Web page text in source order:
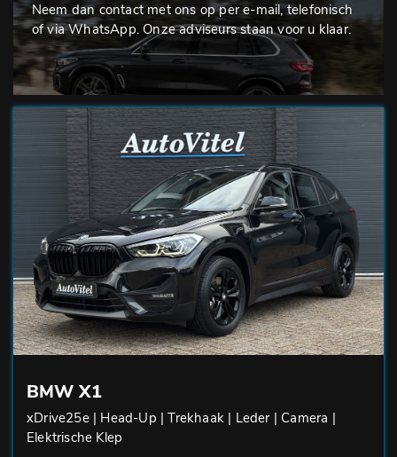
Neem dan contact met ons op per e-mail, telefonisch
of via WhatsApp. Onze adviseurs staan voor u klaar.
BMW X1
xDrive25e | Head-Up | Trekhaak | Leder | Camera |
Elektrische Klep